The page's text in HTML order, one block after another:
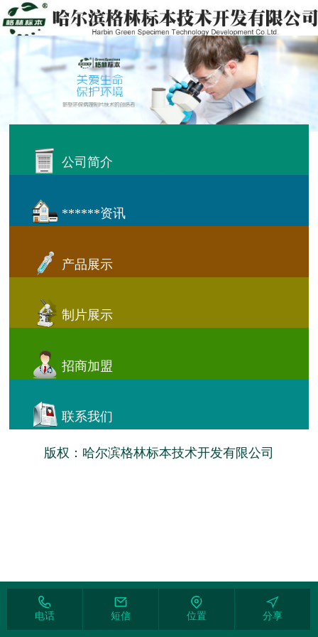
公司简介
******资讯
产品展示
制片展示
招商加盟
联系我们
版权：哈尔滨格林标本技术开发有限公司
电话 短信 位置 分享